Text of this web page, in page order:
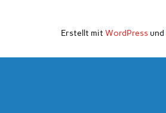
Erstellt mit WordPressund